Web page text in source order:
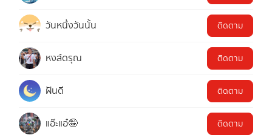
วันหนึ่งวันนั้น ติดตาม
หงส์ดรุณ ติดตาม
ฝันดี ติดตาม
แอ๊ะแอ๋🤪 ติดตาม